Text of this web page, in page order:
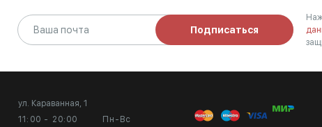
Подписаться
ул. Караванная, 1
11:00 - 20:00
Пн-Вс